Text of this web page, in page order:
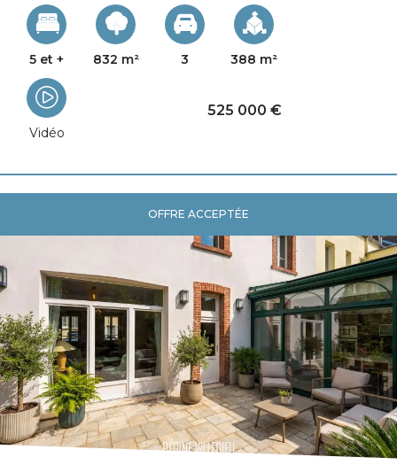
5 et + 832 m² 3 388 m²
Vidéo
525 000 €
OFFRE ACCEPTÉE